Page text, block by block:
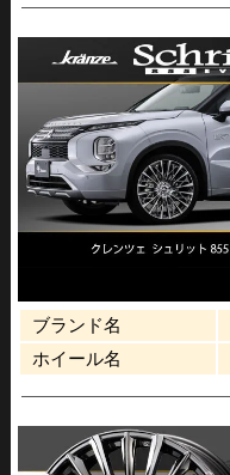
ブランド名
ホイール名